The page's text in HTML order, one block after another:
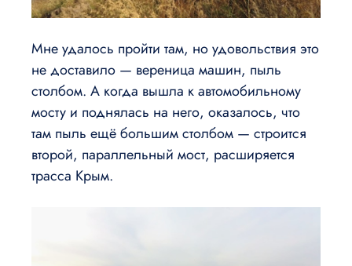
Мне удалось пройти там, но удовольствия это
не доставило — вереница машин, пыль
столбом. А когда вышла к автомобильному
мосту и поднялась на него, оказалось, что
там пыль ещё большим столбом — строится
второй, параллельный мост, расширяется
трасса Крым.